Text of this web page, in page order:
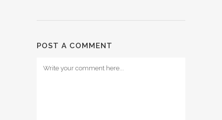
POST A COMMENT